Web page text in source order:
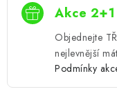
Akce
Objednejte
nejlevnější
Podmínky